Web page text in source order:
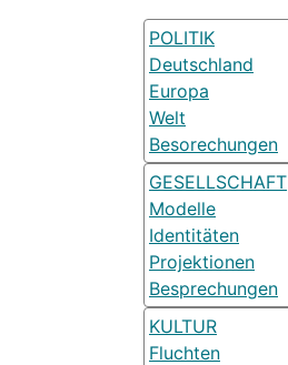
POLITIK
Deutschland
Europa
Welt
Besorechungen
GESELLSCHAFT
Modelle
Identitäten
Projektionen
Besprechungen
KULTUR
Fluchten